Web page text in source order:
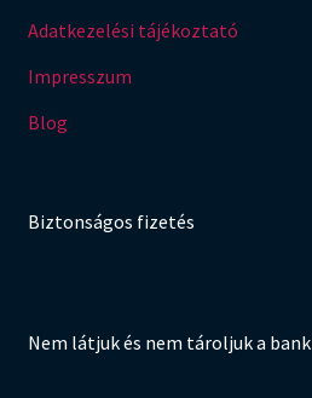
Adatkezelési tájékoztató
Impresszum
Blog
Biztonságos fizetés
Nem látjuk és nem tároljuk a